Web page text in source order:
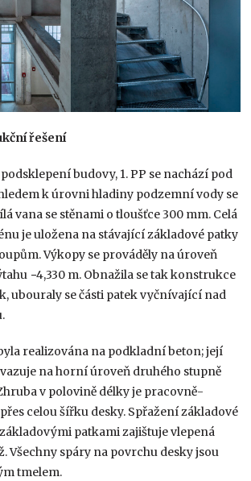
řešení
budovy, 1. PP se nachází pod
k úrovni hladiny podzemní vody se
vana se stěnami o tloušťce 300 mm. Celá
je uložena na stávající základové patky
Výkopy se prováděly na úroveň
−4,330 m. Obnažila se tak konstrukce
ubouraly se části patek vyčnívající nad
realizována na podkladní beton; její
na horní úroveň druhého stupně
v polovině délky je pracovně-
celou šířku desky. Spřažení základové
patkami zajištuje vlepená
Všechny spáry na povrchu desky jsou
tmelem.